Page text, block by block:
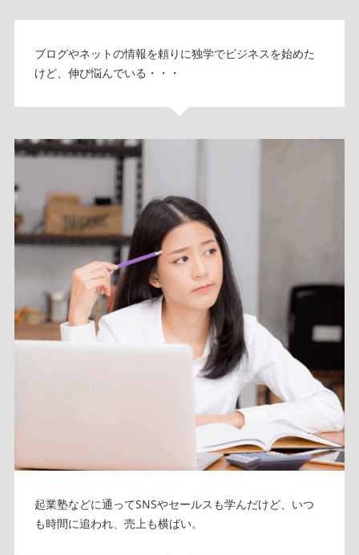
ブログやネットの情報を頼りに独学でビジネスを始めた
けど、伸び悩んでいる・・・
起業塾などに通ってSNSやセールスも学んだけど、いつ
も時間に追われ、売上も横ばい。